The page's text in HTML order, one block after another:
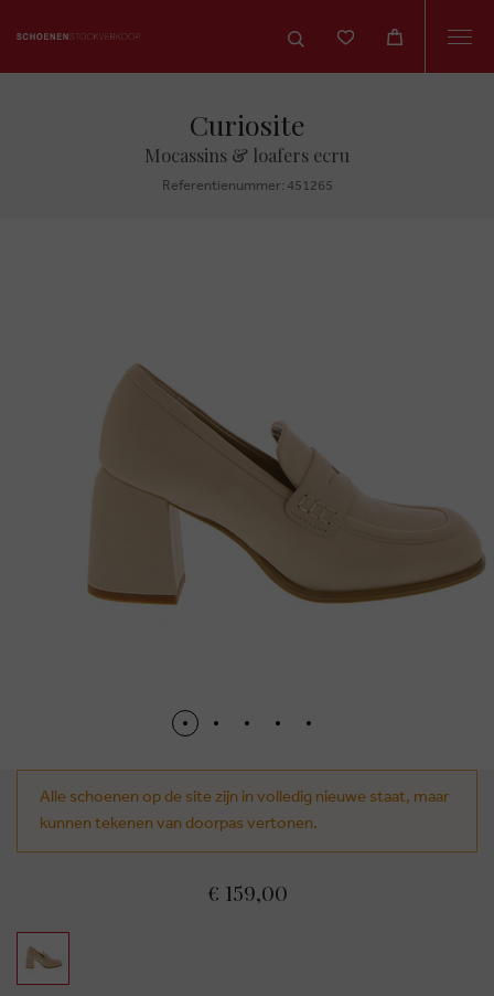
Curiosite
Mocassins & loafers ecru
Referentienummer: 451265
Alle schoenen op de site zijn in volledig nieuwe staat, maar
kunnen tekenen van doorpas vertonen.
€ 159,00